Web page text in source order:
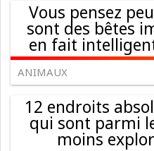
Vous pensez
sont des bêtes
en fait
ANIMAUX
12 endroits
qui sont parmi
moins